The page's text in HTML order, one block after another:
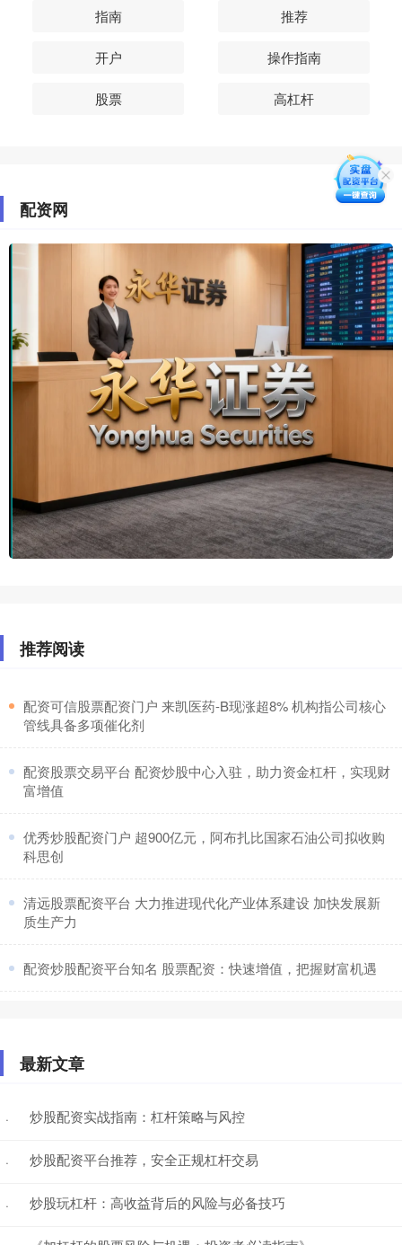
指南 推荐
开户 操作指南
股票 高杠杆
配资网
推荐阅读
​配资可信股票配资门户 来凯医药-B现涨超8% 机构指公司核心
管线具备多项催化剂
​配资股票交易平台 配资炒股中心入驻，助力资金杠杆，实现财
富增值
​优秀炒股配资门户 超900亿元，阿布扎比国家石油公司拟收购
科思创
​清远股票配资平台 大力推进现代化产业体系建设 加快发展新
质生产力
​配资炒股配资平台知名 股票配资：快速增值，把握财富机遇
最新文章
· 炒股配资实战指南：杠杆策略与风控
· 炒股配资平台推荐，安全正规杠杆交易
· 炒股玩杠杆：高收益背后的风险与必备技巧